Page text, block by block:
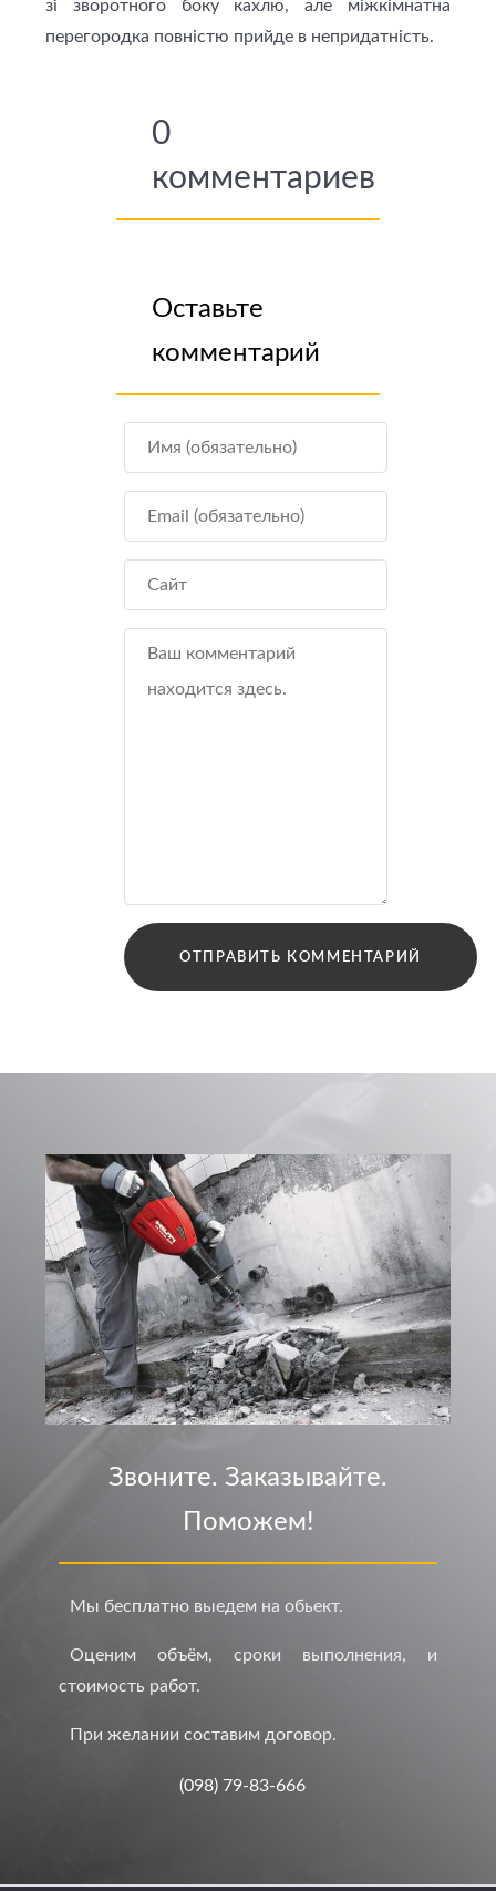
зі зворотного боку кахлю, але міжкімнатна
перегородка повністю прийде в непридатність.
0
комментариев
Оставьте
комментарий
Звоните. Заказывайте.
Поможем!
Мы бесплатно выедем на обьект.
Оценим объём, сроки выполнения, и
стоимость работ.
При желании составим договор.
(098) 79-83-666